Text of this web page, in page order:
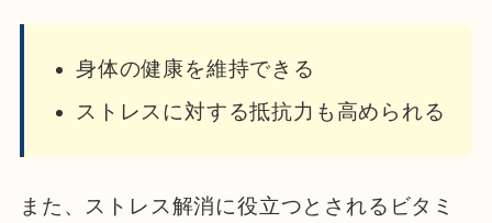
身体の健康を維持できる
ストレスに対する抵抗力も高められる
また、ストレス解消に役立つとされるビタミ